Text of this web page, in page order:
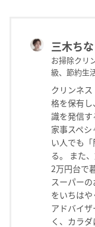
三木ちな
お掃除クリ
級、節約生
クリンネ
格を保有
識を発信
家事スペ
い人でも
る。 また
2万円台で
スーパー
をいちは
アドバイ
く、カラ